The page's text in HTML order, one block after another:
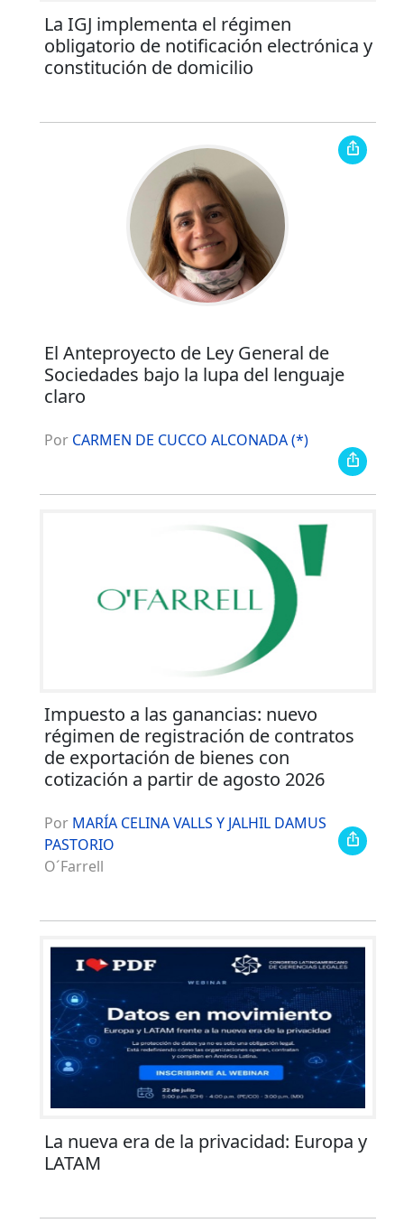
La IGJ implementa el régimen
obligatorio de notificación electrónica y
constitución de domicilio
El Anteproyecto de Ley General de
Sociedades bajo la lupa del lenguaje
claro
Por CARMEN DE CUCCO ALCONADA (*)
Impuesto a las ganancias: nuevo
régimen de registración de contratos
de exportación de bienes con
cotización a partir de agosto 2026
Por MARÍA CELINA VALLS Y JALHIL DAMUS
PASTORIO
O´Farrell
La nueva era de la privacidad: Europa y
LATAM